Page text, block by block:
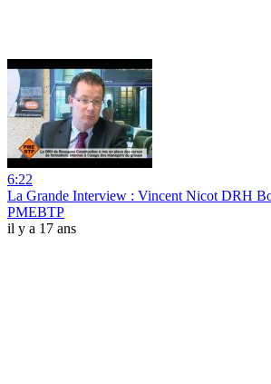
6:22
La Grande Interview : Vincent Nicot DRH
PMEBTP
il y a 17 ans